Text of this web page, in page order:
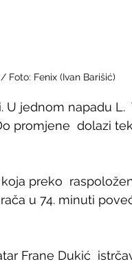
Foto: Fenix (Ivan Barišić)
jednom napadu L.
promjene  dolazi
preko
u 74. minuti
Frane Dukić